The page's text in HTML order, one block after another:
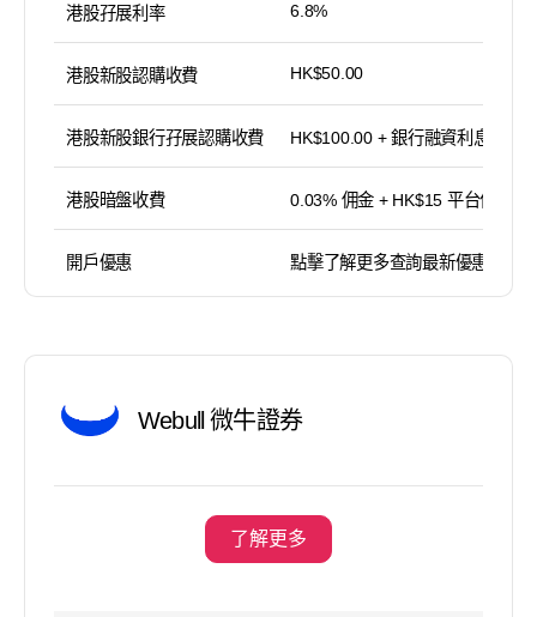
港股孖展利率 6.8%
港股新股認購收費 HK$50.00
港股新股銀行孖展認購收費 HK$100.00 + 銀行融資利息
港股暗盤收費 0.03% 佣金 + HK$15 平台使用費
開戶優惠 點擊了解更多查詢最新優惠
Webull 微牛證券
了解更多